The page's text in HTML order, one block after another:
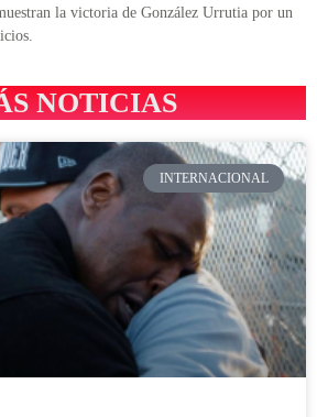
la victoria de González Urrutia por un
NOTICIAS
INTERNACIONAL